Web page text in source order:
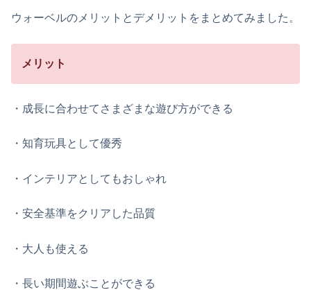
ウォーベルのメリットとデメリットをまとめてみました。
メリット
・成長に合わせてさまざまな遊び方ができる
・知育玩具として優秀
・インテリアとしてもおしゃれ
・安全基準をクリアした品質
・大人も使える
・長い期間遊ぶことができる